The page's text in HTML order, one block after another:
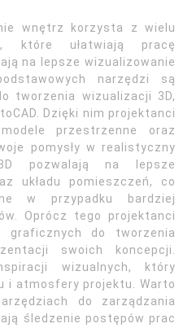
wnętrz korzysta z wielu
które ułatwiają pracę
na lepsze wizualizowanie
narzędzi są
tworzenia wizualizacji 3D,
Dzięki nim projektanci
przestrzenne oraz
pomysły w realistyczny
pozwalają na lepsze
układu pomieszczeń, co
w przypadku bardziej
Oprócz tego projektanci
graficznych do tworzenia
swoich koncepcji.
wizualnych, który
i atmosfery projektu. Warto
do zarządzania
śledzenie postępów prac